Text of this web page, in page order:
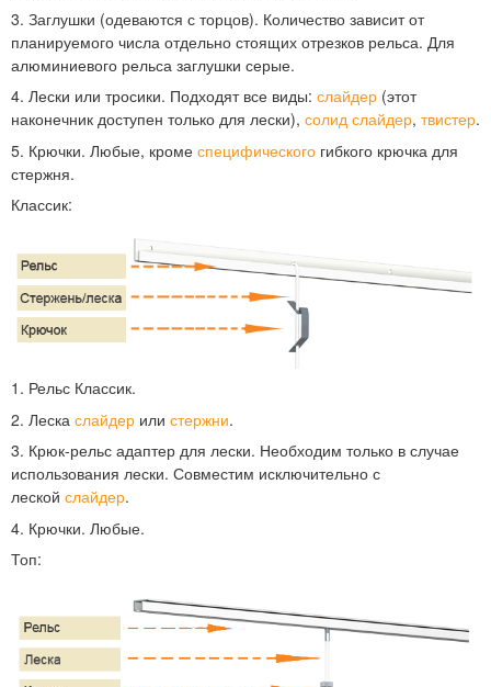
3. Заглушки (одеваются с торцов). Количество зависит от
планируемого числа отдельно стоящих отрезков рельса. Для
алюминиевого рельса заглушки серые.
4. Лески или тросики. Подходят все виды: слайдер (этот
наконечник доступен только для лески), солид слайдер, твистер.
5. Крючки. Любые, кроме специфического гибкого крючка для
стержня.
Классик:
1. Рельс Классик.
2. Леска слайдер или стержни.
3. Крюк-рельс адаптер для лески. Необходим только в случае
использования лески. Совместим исключительно с
леской слайдер.
4. Крючки. Любые.
Топ: